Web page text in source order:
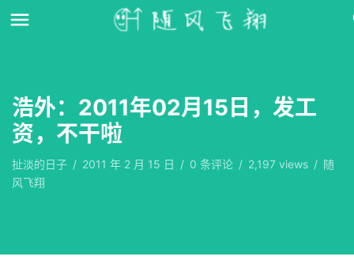
浩外：2011年02月15日，发工
资，不干啦
扯淡的日子 / 2011 年 2 月 15 日 / 0 条评论 / 2,197 views / 随
风飞翔